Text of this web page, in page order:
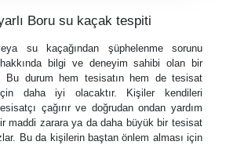
Boru su kaçak tespiti
su kaçağından şüphelenme sorunu
bilgi ve deneyim sahibi olan bir
Bu durum hem tesisatın hem de tesisat
daha iyi olacaktır. Kişiler kendileri
çağırır ve doğrudan ondan yardım
maddi zarara ya da daha büyük bir tesisat
Bu da kişilerin baştan önlem alması için